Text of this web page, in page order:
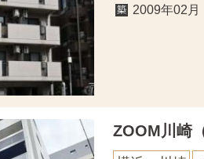
2009年02月
ZOOM川崎